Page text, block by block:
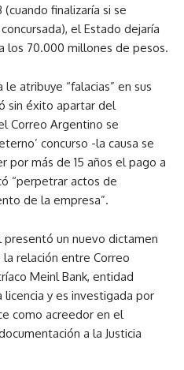
finalizaría si se
el Estado dejaría
los 70.000 millones de pesos.
atribuye “falacias” en sus
sin éxito apartar del
Correo Argentino se
concurso -la causa se
por más de 15 años el pago a
“perpetrar actos de
de la empresa”.
presentó un nuevo dictamen
relación entre Correo
Meinl Bank, entidad
y es investigada por
como acreedor en el
a la Justicia